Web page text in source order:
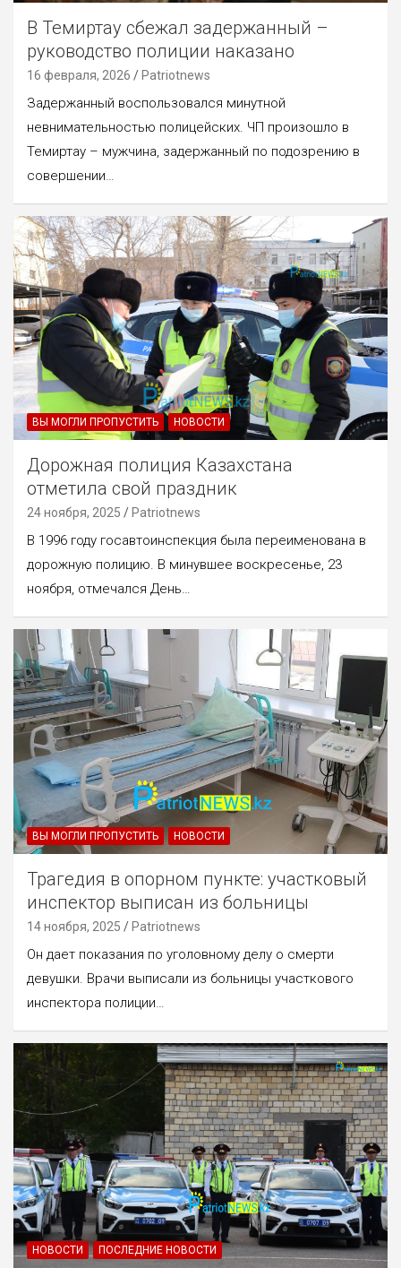
В Темиртау сбежал задержанный –
руководство полиции наказано
16 февраля, 2026 Patriotnews
Задержанный воспользовался минутной
невнимательностью полицейских. ЧП произошло в
Темиртау – мужчина, задержанный по подозрению в
совершении…
ВЫ МОГЛИ ПРОПУСТИТЬ НОВОСТИ
Дорожная полиция Казахстана
отметила свой праздник
24 ноября, 2025 Patriotnews
В 1996 году госавтоинспекция была переименована в
дорожную полицию. В минувшее воскресенье, 23
ноября, отмечался День…
ВЫ МОГЛИ ПРОПУСТИТЬ НОВОСТИ
Трагедия в опорном пункте: участковый
инспектор выписан из больницы
14 ноября, 2025 Patriotnews
Он дает показания по уголовному делу о смерти
девушки. Врачи выписали из больницы участкового
инспектора полиции…
НОВОСТИ ПОСЛЕДНИЕ НОВОСТИ